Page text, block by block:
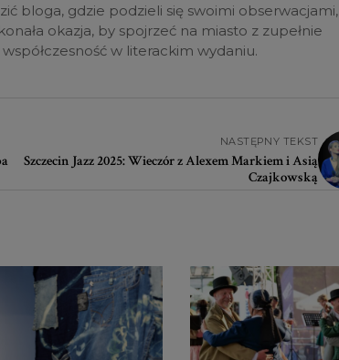
bloga, gdzie podzieli się swoimi obserwacjami,
okazja, by spojrzeć na miasto z zupełnie
w literackim wydaniu.
NASTĘPNY TEKST
Szczecin Jazz 2025: Wieczór z Alexem Markiem i Asią
Czajkowską